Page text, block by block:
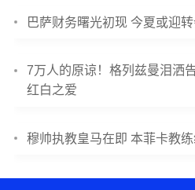
巴萨财务曙光初现 今夏或迎
7万人的原谅！格列兹曼泪洒
红白之爱
穆帅执教皇马在即 本菲卡教